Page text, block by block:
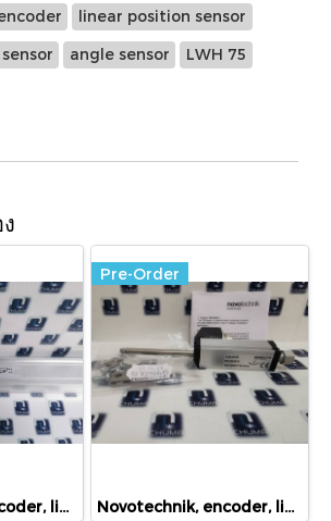
linear position sensor
angle sensor LWH 75
Novotechnik, encoder, linear position sensor, rotary position sensor, angle sensor, LWH-0175, LWH-175
Pre-Order
Novotechnik, encoder, linear position sensor, rotary position sensor, angle sensor, TRS-0025, 023271